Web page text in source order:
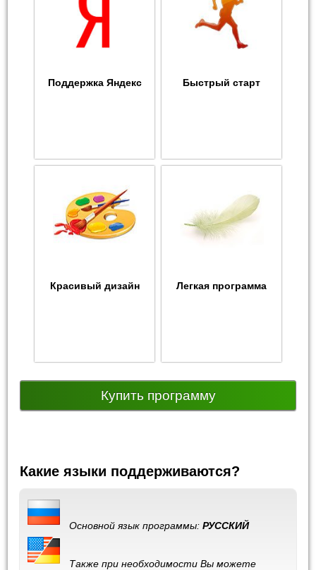
Поддержка Яндекс Быстрый старт
Красивый дизайн Легкая программа
Купить программу
Какие языки поддерживаются?
Основной язык программы:РУССКИЙ
Также при необходимости Вы можете